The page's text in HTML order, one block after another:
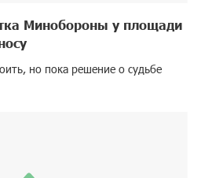
Минобороны у площади
но пока решение о судьбе